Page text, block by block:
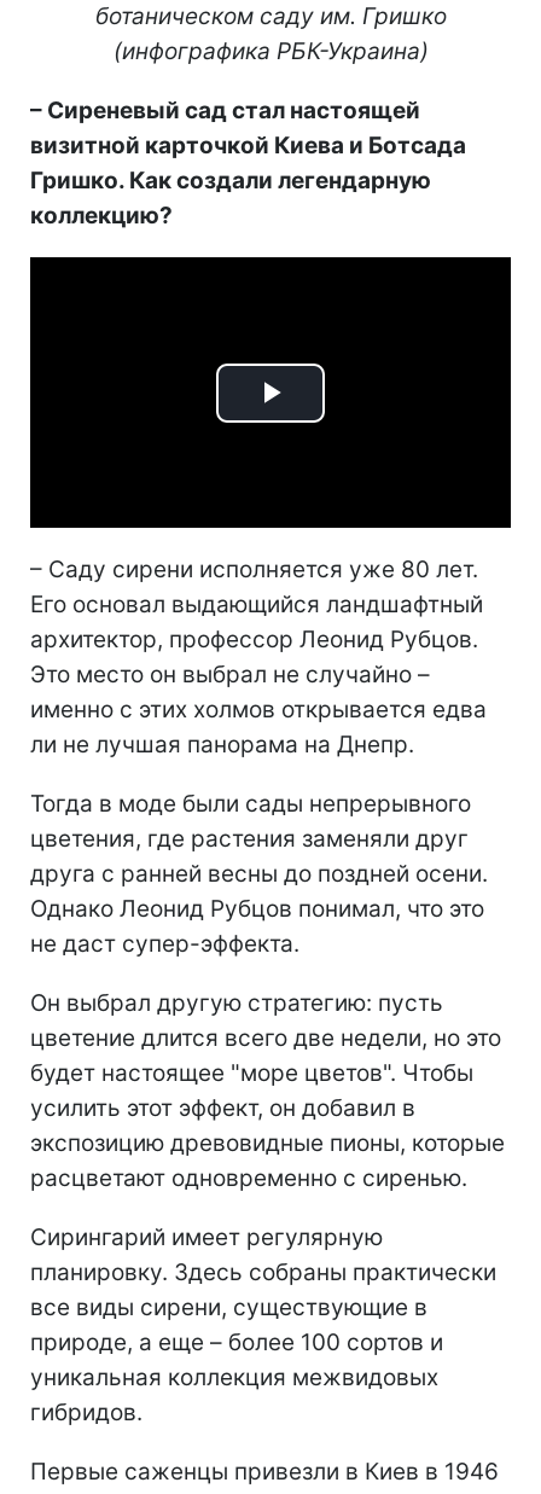
ботаническом саду им. Гришко
(инфографика РБК-Украина)
– Сиреневый сад стал настоящей
визитной карточкой Киева и Ботсада
Гришко. Как создали легендарную
коллекцию?
Play
– Саду сирени исполняется уже 80 лет.
Его основал выдающийся ландшафтный
архитектор, профессор Леонид Рубцов.
Это место он выбрал не случайно –
именно с этих холмов открывается едва
ли не лучшая панорама на Днепр.
Тогда в моде были сады непрерывного
цветения, где растения заменяли друг
друга с ранней весны до поздней осени.
Однако Леонид Рубцов понимал, что это
не даст супер-эффекта.
Он выбрал другую стратегию: пусть
цветение длится всего две недели, но это
будет настоящее "море цветов". Чтобы
усилить этот эффект, он добавил в
экспозицию древовидные пионы, которые
расцветают одновременно с сиренью.
Сирингарий имеет регулярную
планировку. Здесь собраны практически
все виды сирени, существующие в
природе, а еще – более 100 сортов и
уникальная коллекция межвидовых
гибридов.
Первые саженцы привезли в Киев в 1946